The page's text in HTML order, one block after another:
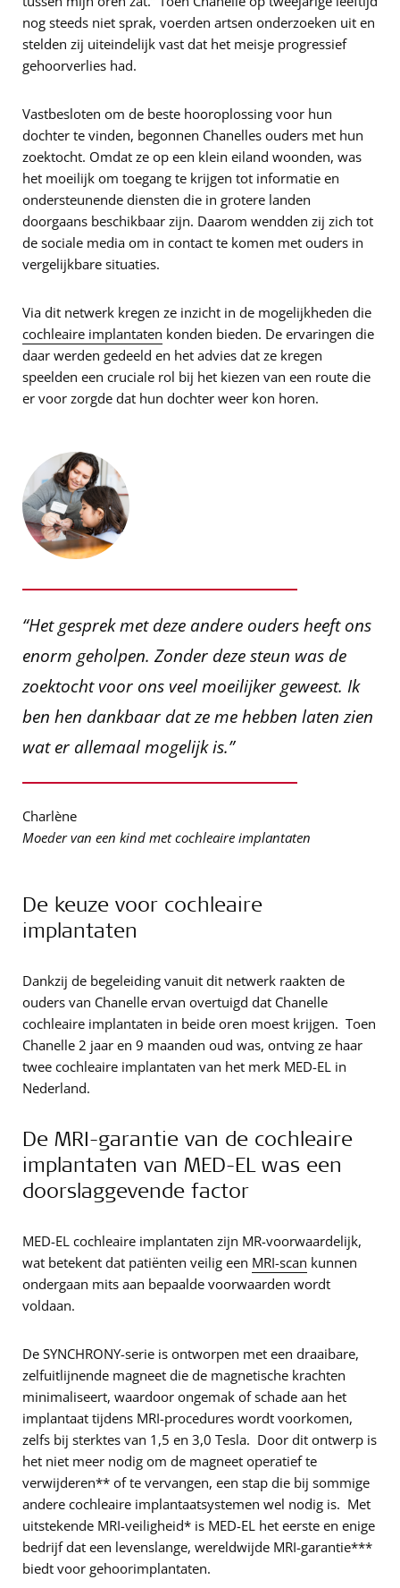
nog steeds niet sprak, voerden artsen onderzoeken uit en
stelden zij uiteindelijk vast dat het meisje progressief
gehoorverlies had.
Vastbesloten om de beste hooroplossing voor hun
dochter te vinden, begonnen Chanelles ouders met hun
zoektocht. Omdat ze op een klein eiland woonden, was
het moeilijk om toegang te krijgen tot informatie en
ondersteunende diensten die in grotere landen
doorgaans beschikbaar zijn. Daarom wendden zij zich tot
de sociale media om in contact te komen met ouders in
vergelijkbare situaties.
Via dit netwerk kregen ze inzicht in de mogelijkheden die
cochleaire implantaten konden bieden. De ervaringen die
daar werden gedeeld en het advies dat ze kregen
speelden een cruciale rol bij het kiezen van een route die
er voor zorgde dat hun dochter weer kon horen.
“Het gesprek met deze andere ouders heeft ons
enorm geholpen. Zonder deze steun was de
zoektocht voor ons veel moeilijker geweest. Ik
ben hen dankbaar dat ze me hebben laten zien
wat er allemaal mogelijk is.”
Charlène
Moeder van een kind met cochleaire implantaten
De keuze voor cochleaire
implantaten
Dankzij de begeleiding vanuit dit netwerk raakten de
ouders van Chanelle ervan overtuigd dat Chanelle
cochleaire implantaten in beide oren moest krijgen. Toen
Chanelle 2 jaar en 9 maanden oud was, ontving ze haar
twee cochleaire implantaten van het merk MED-EL in
Nederland.
De MRI-garantie van de cochleaire
implantaten van MED-EL was een
doorslaggevende factor
MED-EL cochleaire implantaten zijn MR-voorwaardelijk,
wat betekent dat patiënten veilig een MRI-scan kunnen
ondergaan mits aan bepaalde voorwaarden wordt
voldaan.
De SYNCHRONY-serie is ontworpen met een draaibare,
zelfuitlijnende magneet die de magnetische krachten
minimaliseert, waardoor ongemak of schade aan het
implantaat tijdens MRI-procedures wordt voorkomen,
zelfs bij sterktes van 1,5 en 3,0 Tesla. Door dit ontwerp is
het niet meer nodig om de magneet operatief te
verwijderen** of te vervangen, een stap die bij sommige
andere cochleaire implantaatsystemen wel nodig is. Met
uitstekende MRI-veiligheid* is MED-EL het eerste en enige
bedrijf dat een levenslange, wereldwijde MRI-garantie***
biedt voor gehoorimplantaten.